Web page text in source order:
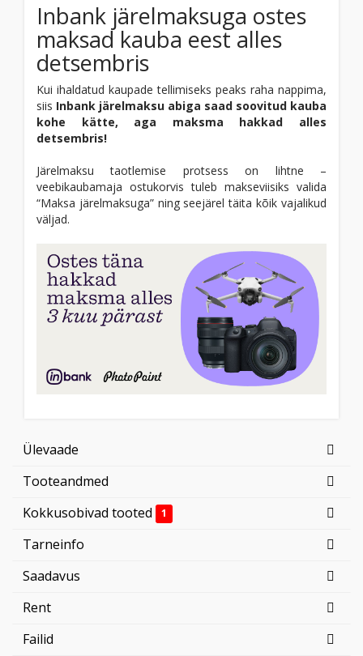
Inbank järelmaksuga ostes
maksad kauba eest alles
detsembris
Kui ihaldatud kaupade tellimiseks peaks raha nappima,
siis Inbank järelmaksu abiga saad soovitud kauba
kohe kätte, aga maksma hakkad alles
detsembris!
Järelmaksu taotlemise protsess on lihtne –
veebikaubamaja ostukorvis tuleb makseviisiks valida
“Maksa järelmaksuga” ning seejärel täita kõik vajalikud
väljad.
Ülevaade
Tooteandmed
Kokkusobivad tooted
1
Tarneinfo
Saadavus
Rent
Failid